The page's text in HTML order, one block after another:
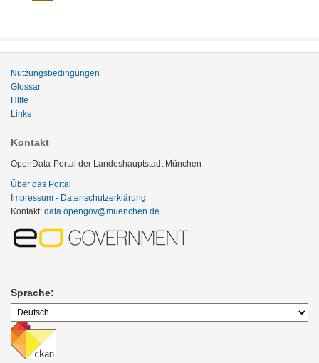
Nutzungsbedingungen
Glossar
Hilfe
Links
Kontakt
OpenData-Portal der Landeshauptstadt München
Über das Portal
Impressum - Datenschutzerklärung
Kontakt: data.opengov@muenchen.de
Sprache